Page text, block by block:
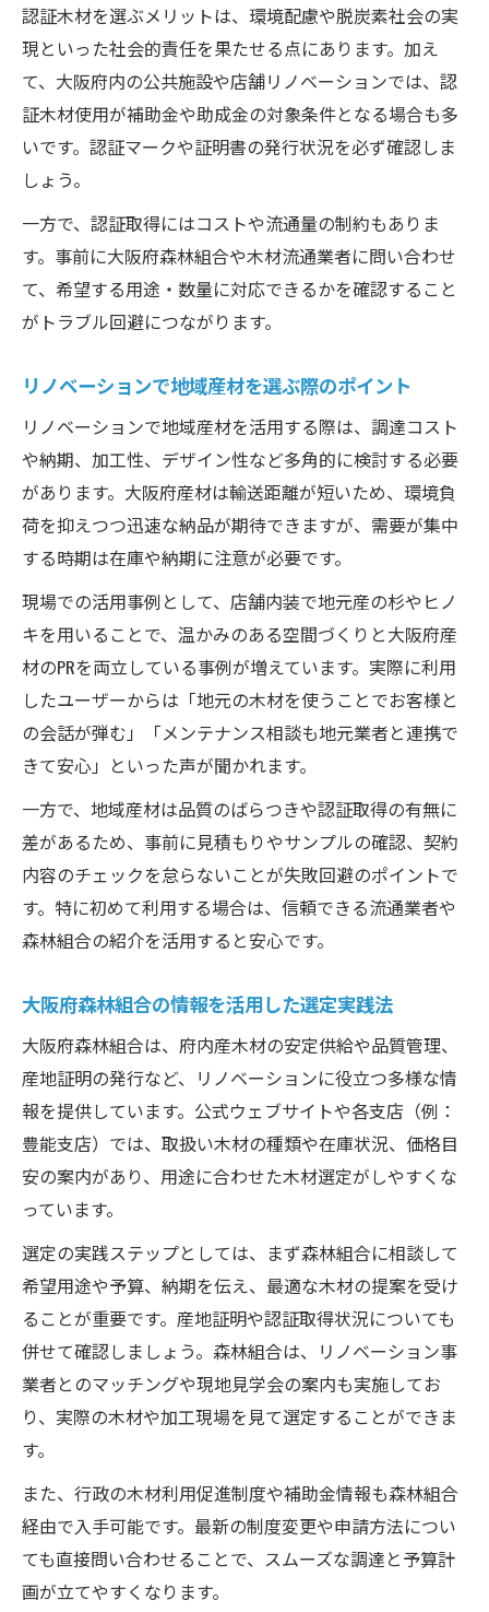
認証木材を選ぶメリットは、環境配慮や脱炭素社会の実
現といった社会的責任を果たせる点にあります。加え
て、大阪府内の公共施設や店舗リノベーションでは、認
証木材使用が補助金や助成金の対象条件となる場合も多
いです。認証マークや証明書の発行状況を必ず確認しま
しょう。
一方で、認証取得にはコストや流通量の制約もありま
す。事前に大阪府森林組合や木材流通業者に問い合わせ
て、希望する用途・数量に対応できるかを確認すること
がトラブル回避につながります。
リノベーションで地域産材を選ぶ際のポイント
リノベーションで地域産材を活用する際は、調達コスト
や納期、加工性、デザイン性など多角的に検討する必要
があります。大阪府産材は輸送距離が短いため、環境負
荷を抑えつつ迅速な納品が期待できますが、需要が集中
する時期は在庫や納期に注意が必要です。
現場での活用事例として、店舗内装で地元産の杉やヒノ
キを用いることで、温かみのある空間づくりと大阪府産
材のPRを両立している事例が増えています。実際に利用
したユーザーからは「地元の木材を使うことでお客様と
の会話が弾む」「メンテナンス相談も地元業者と連携で
きて安心」といった声が聞かれます。
一方で、地域産材は品質のばらつきや認証取得の有無に
差があるため、事前に見積もりやサンプルの確認、契約
内容のチェックを怠らないことが失敗回避のポイントで
す。特に初めて利用する場合は、信頼できる流通業者や
森林組合の紹介を活用すると安心です。
大阪府森林組合の情報を活用した選定実践法
大阪府森林組合は、府内産木材の安定供給や品質管理、
産地証明の発行など、リノベーションに役立つ多様な情
報を提供しています。公式ウェブサイトや各支店（例：
豊能支店）では、取扱い木材の種類や在庫状況、価格目
安の案内があり、用途に合わせた木材選定がしやすくな
っています。
選定の実践ステップとしては、まず森林組合に相談して
希望用途や予算、納期を伝え、最適な木材の提案を受け
ることが重要です。産地証明や認証取得状況についても
併せて確認しましょう。森林組合は、リノベーション事
業者とのマッチングや現地見学会の案内も実施してお
り、実際の木材や加工現場を見て選定することができま
す。
また、行政の木材利用促進制度や補助金情報も森林組合
経由で入手可能です。最新の制度変更や申請方法につい
ても直接問い合わせることで、スムーズな調達と予算計
画が立てやすくなります。